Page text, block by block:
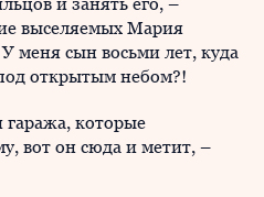
выселяемых Мария
меня сын восьми лет, куда
открытым небом?!
гаража, которые
вот он сюда и метит, –